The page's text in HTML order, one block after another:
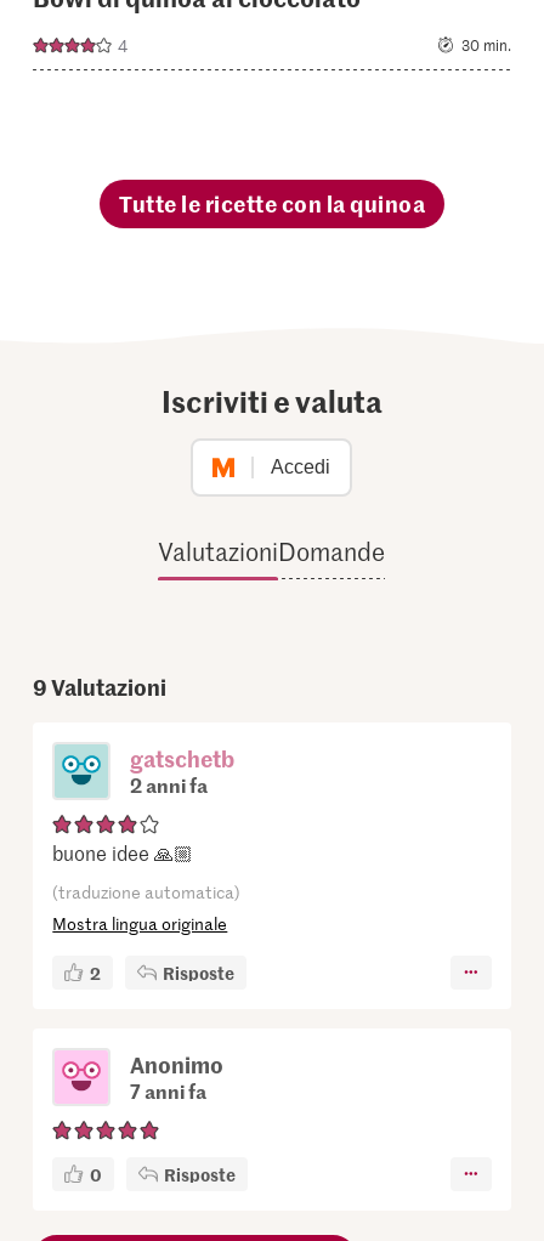
4 30 min.
Tutte le ricette con la quinoa
Iscriviti e valuta
Accedi
ValutazioniDomande
9Valutazioni
gatschetb
2 anni fa
buone idee 🙏🏼
(traduzione automatica)
Mostra lingua originale
2 Risposte
Anonimo
7 anni fa
0 Risposte